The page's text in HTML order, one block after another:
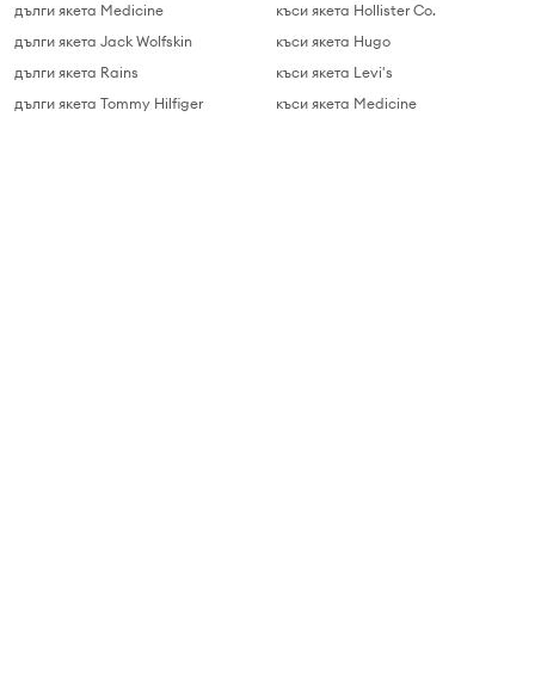
дълги якета Medicine
дълги якета Jack Wolfskin
дълги якета Rains
дълги якета Tommy Hilfiger
къси якета Hollister Co.
къси якета Hugo
къси якета Levi's
къси якета Medicine